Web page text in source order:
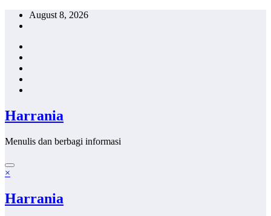
Skip
August 8, 2026
Harrania
Menulis dan berbagi informasi
×
Harrania